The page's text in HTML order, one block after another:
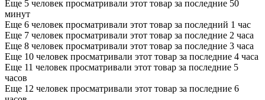
Еще 5 человек просматривали этот товар за последние 50
минут
Еще 6 человек просматривали этот товар за последний 1 час
Еще 7 человек просматривали этот товар за последние 2 часа
Еще 8 человек просматривали этот товар за последние 3 часа
Еще 10 человек просматривали этот товар за последние 4 часа
Еще 11 человек просматривали этот товар за последние 5
часов
Еще 12 человек просматривали этот товар за последние 6